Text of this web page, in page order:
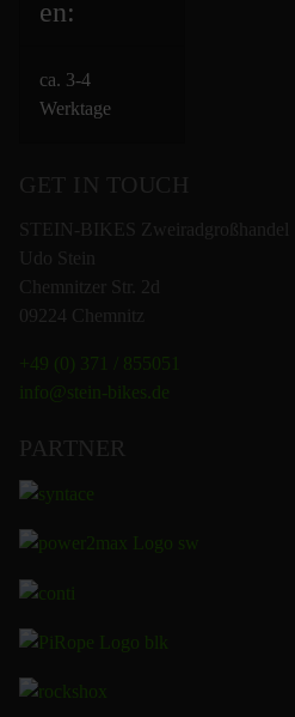
en:
ca. 3-4
Werktage
GET IN TOUCH
STEIN-BIKES Zweiradgroßhandel
Udo Stein
Chemnitzer Str. 2d
09224 Chemnitz
+49 (0) 371 / 855051
info@stein-bikes.de
PARTNER